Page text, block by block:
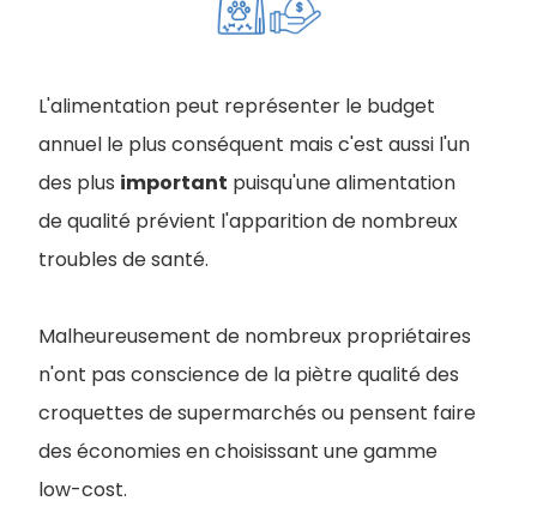
L'alimentation peut représenter le budget
annuel le plus conséquent mais c'est aussi l'un
des plus important puisqu'une alimentation
de qualité prévient l'apparition de nombreux
troubles de santé.
Malheureusement de nombreux propriétaires
n'ont pas conscience de la piètre qualité des
croquettes de supermarchés ou pensent faire
des économies en choisissant une gamme
low-cost.